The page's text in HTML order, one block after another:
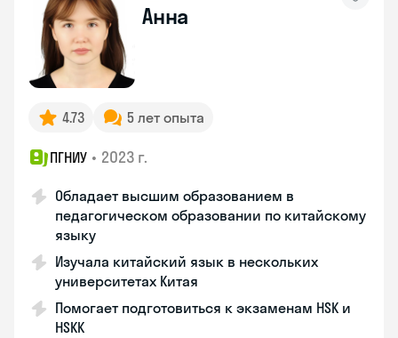
Анна
4.73 5 лет опыта
ПГНИУ • 2023 г.
Обладает высшим образованием в
педагогическом образовании по китайскому
языку
Изучала китайский язык в нескольких
университетах Китая
Помогает подготовиться к экзаменам HSK и
HSKK